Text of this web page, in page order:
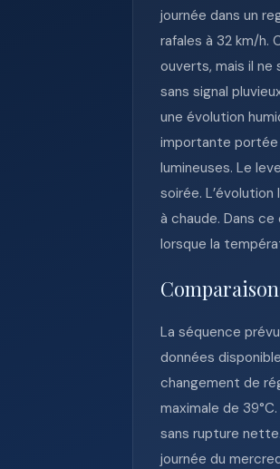
journée dans un
rafales à 32 km/h.
ouverts, mais il ne
sans signal
une évolution
importante portée
lumineuses. Le
soirée.
à chaude. Dans
lorsque la
La séquence
données
changement de
maximale de
sans rupture
journée du